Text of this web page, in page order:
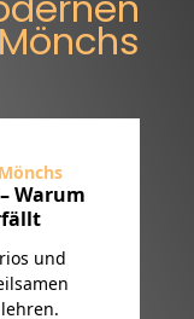
Mönchs